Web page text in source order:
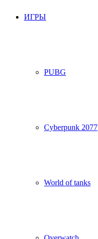
ИГРЫ
PUBG
Cyberpunk 2077
World of tanks